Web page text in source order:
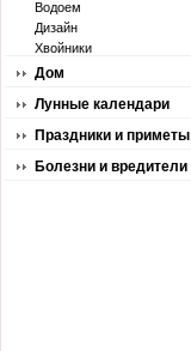
Водоем
Дизайн
Хвойники
Дом
Лунные календари
Праздники и приметы
Болезни и вредители